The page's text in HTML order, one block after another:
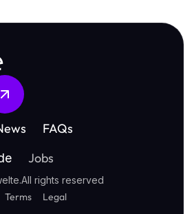
FAQs
Jobs
.All rights reserved
Terms Legal